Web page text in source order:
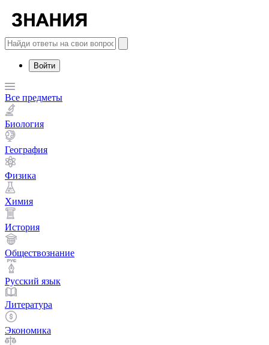
Войти
Все предметы
Биология
География
Физика
Химия
История
Обществознание
Русский язык
Литература
Экономика